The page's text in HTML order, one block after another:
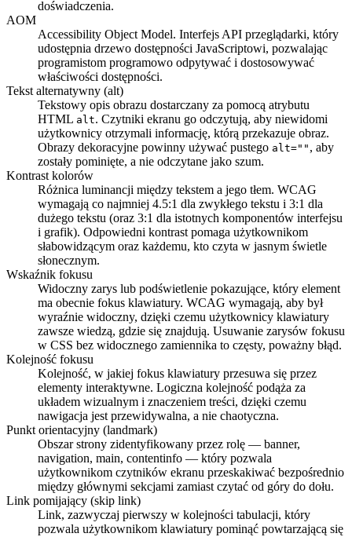
doświadczenia.
AOM
Accessibility Object Model. Interfejs API przeglądarki, który
udostępnia drzewo dostępności JavaScriptowi, pozwalając
programistom programowo odpytywać i dostosowywać
właściwości dostępności.
Tekst alternatywny (alt)
Tekstowy opis obrazu dostarczany za pomocą atrybutu
HTML alt. Czytniki ekranu go odczytują, aby niewidomi
użytkownicy otrzymali informację, którą przekazuje obraz.
Obrazy dekoracyjne powinny używać pustego alt="" , aby
zostały pominięte, a nie odczytane jako szum.
Kontrast kolorów
Różnica luminancji między tekstem a jego tłem. WCAG
wymagają co najmniej 4.5:1 dla zwykłego tekstu i 3:1 dla
dużego tekstu (oraz 3:1 dla istotnych komponentów interfejsu
i grafik). Odpowiedni kontrast pomaga użytkownikom
słabowidzącym oraz każdemu, kto czyta w jasnym świetle
słonecznym.
Wskaźnik fokusu
Widoczny zarys lub podświetlenie pokazujące, który element
ma obecnie fokus klawiatury. WCAG wymagają, aby był
wyraźnie widoczny, dzięki czemu użytkownicy klawiatury
zawsze wiedzą, gdzie się znajdują. Usuwanie zarysów fokusu
w CSS bez widocznego zamiennika to częsty, poważny błąd.
Kolejność fokusu
Kolejność, w jakiej fokus klawiatury przesuwa się przez
elementy interaktywne. Logiczna kolejność podąża za
układem wizualnym i znaczeniem treści, dzięki czemu
nawigacja jest przewidywalna, a nie chaotyczna.
Punkt orientacyjny (landmark)
Obszar strony zidentyfikowany przez rolę — banner,
navigation, main, contentinfo — który pozwala
użytkownikom czytników ekranu przeskakiwać bezpośrednio
między głównymi sekcjami zamiast czytać od góry do dołu.
Link pomijający (skip link)
Link, zazwyczaj pierwszy w kolejności tabulacji, który
pozwala użytkownikom klawiatury pominąć powtarzającą się